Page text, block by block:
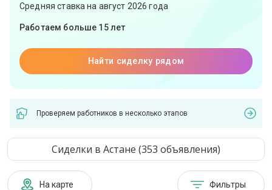
Средняя ставка на август 2026 года
Работаем больше 15 лет
Найти сиделку рядом
Проверяем работников в несколько этапов
Сиделки в Астане (353 объявления)
На карте Фильтры